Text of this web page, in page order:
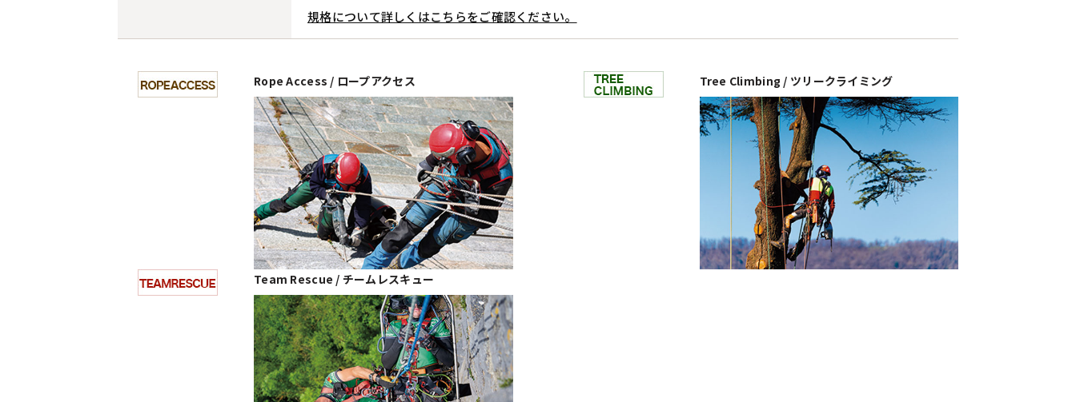
規格について詳しくはこちらをご確認ください。
Rope Access / ロープアクセス Tree Climbing / ツリークライミング
Team Rescue / チームレスキュー